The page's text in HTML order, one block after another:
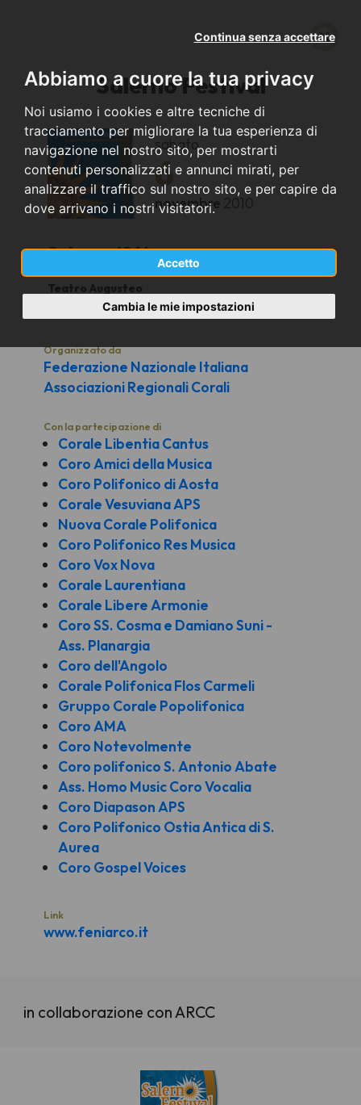
Abbiamo a cuore la tua privacy
Noi usiamo i cookies e altre tecniche di
tracciamento per migliorare la tua esperienza di
navigazione nel nostro sito, per mostrarti
contenuti personalizzati e annunci mirati, per
analizzare il traffico sul nostro sito, e per capire da
dove arrivano i nostri visitatori.
Accetto
Continua senza accettare
Cambia le mie impostazioni
Salerno Festival
sabato
6
novembre 2010
Salerno (SA)
Teatro Augusteo
Organizzato da
Federazione Nazionale Italiana
Associazioni Regionali Corali
Con la partecipazione di
Corale Libentia Cantus
Coro Amici della Musica
Coro Polifonico di Aosta
Corale Vesuviana APS
Nuova Corale Polifonica
Coro Polifonico Res Musica
Coro Vox Nova
Corale Laurentiana
Corale Libere Armonie
Coro SS. Cosma e Damiano Suni -
Ass. Planargia
Coro dell'Angolo
Corale Polifonica Flos Carmeli
Gruppo Corale Popolifonica
Coro AMA
Coro Notevolmente
Coro polifonico S. Antonio Abate
Ass. Homo Music Coro Vocalia
Coro Diapason APS
Coro Polifonico Ostia Antica di S.
Aurea
Coro Gospel Voices
Link
www.feniarco.it
in collaborazione con ARCC